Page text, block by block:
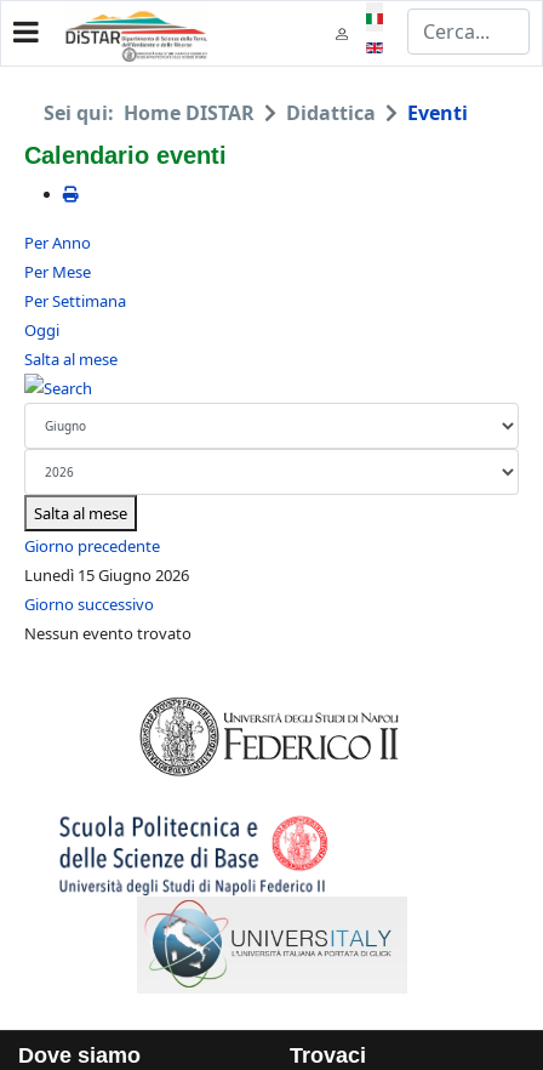
Seleziona la tua lingua
Sei qui: Home DISTAR Didattica
Eventi
Calendario eventi
Per Anno
Per Mese
Per Settimana
Oggi
Salta al mese
Salta al mese
Giorno precedente
Lunedì 15 Giugno 2026
Giorno successivo
Nessun evento trovato
Dove siamo Trovaci